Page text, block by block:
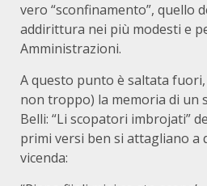
vero “sconfinamento”, quello
addirittura nei più modesti e
Amministrazioni.
A questo punto è saltata
non troppo) la memoria di un
Belli: “Li scopatori imbrojati”
primi versi ben si attagliano a
vicenda: